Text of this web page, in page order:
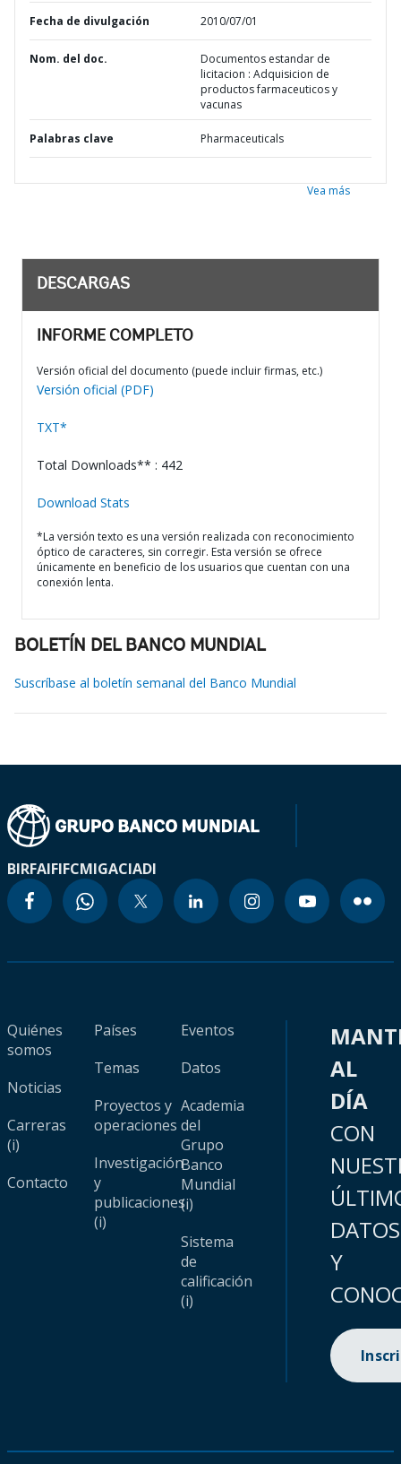
Fecha de divulgación 2010/07/01
Nom. del doc.
Documentos estandar de
licitacion : Adquisicion de
productos farmaceuticos y
vacunas
Palabras clave Pharmaceuticals
Vea más
DESCARGAS
INFORME COMPLETO
Versión oficial del documento (puede incluir firmas, etc.)
Versión oficial (PDF)
TXT*
Total Downloads** : 442
Download Stats
*La versión texto es una versión realizada con reconocimiento
óptico de caracteres, sin corregir. Esta versión se ofrece
únicamente en beneficio de los usuarios que cuentan con una
conexión lenta.
BOLETÍN DEL BANCO MUNDIAL
Suscríbase al boletín semanal del Banco Mundial
BIRFAIFIFCMIGACIADI
Quiénes
somos
Noticias
Carreras
(i)
Contacto
Países
Temas
Proyectos y
operaciones
Investigación
y
publicaciones
(i)
Eventos
Datos
Academia
del
Grupo
Banco
Mundial
(i)
Sistema
de
calificación
(i)
AL
DÍA
CON
DATOS
Y